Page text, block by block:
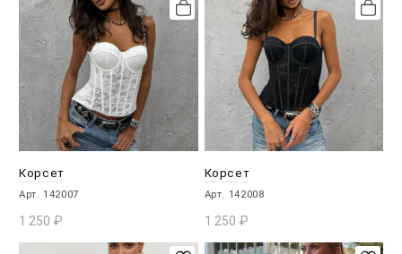
Корсет
Арт. 142007
1 250 ₽
В КОРЗИНУ
Корсет
Арт. 142008
1 250 ₽
В КОРЗИНУ